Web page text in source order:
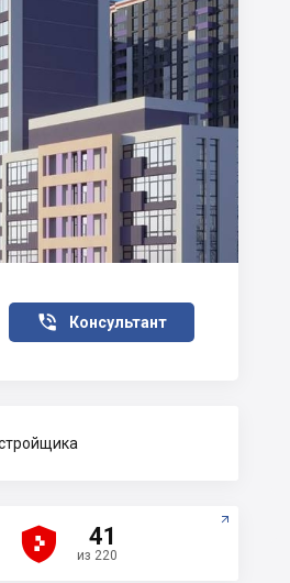
Консультант





 41
из 220